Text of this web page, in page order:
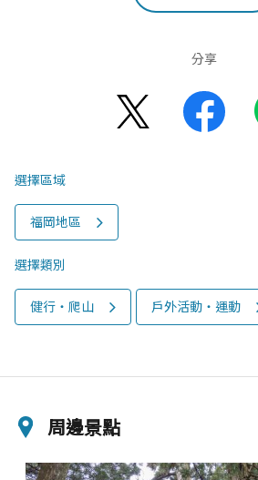
分享
選擇區域
福岡地區
選擇類別
健行‧爬山 戶外活動‧運動
周邊景點